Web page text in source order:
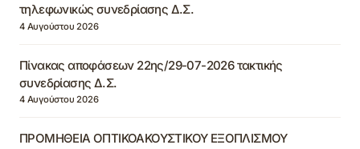
τηλεφωνικώς συνεδρίασης Δ.Σ.
4 Αυγούστου 2026
Πίνακας αποφάσεων 22ης/29-07-2026 τακτικής
συνεδρίασης Δ.Σ.
4 Αυγούστου 2026
ΠΡΟΜΗΘΕΙΑ ΟΠΤΙΚΟΑΚΟΥΣΤΙΚΟΥ ΕΞΟΠΛΙΣΜΟΥ